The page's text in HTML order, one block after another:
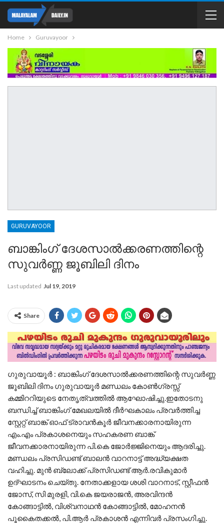
Home Guruvayoor
GURUVAYOOR
ബാങ്കിംഗ് ദേശസാൽക്കരണത്തിന്റെ
സുവർണ്ണ ജൂബിലി ദിനം
Last updated Jul 19, 2019
Share
ഗുരുവായൂർ : ബാങ്കിംഗ് ദേശസാൽക്കരണത്തിന്റെ സുവർണ്ണ
ജൂബിലി ദിനം ഗുരുവായൂർ മണ്ഡലം കോൺഗ്രസ്സ്
കമ്മിററിയുടെ നേതൃത്വത്തിൽ ആഘോഷിച്ചു.ഇതോടനു
ബന്ധിച്ച് ബാങ്കിംഗ് മേഖലയിൽ ദീർഘകാലം പ്രവർത്തിച്ച
സ്റ്റേറ്റ് ബാങ്ക് ഓഫ് ട്രാവൻകൂർ ജീവനക്കാരനായിരുന്ന
എം.എം പ്രകാശനെയും സഹകരണ ബാങ്ക്
ജീവനക്കാരനായിരുന്ന പി.കെ ജോർജ്ജിനെയും ആദരിച്ചു.
മണ്ഡലം പ്രസിഡണ്ട് ബാലൻ വാറനാട്ട് അദ്ധ്യക്ഷത
വഹിച്ചു. മുൻ ബ്ലോക്ക് പ്രസിഡണ്ട് ആർ.രവികുമാർ
ഉദ്ഘാടനം ചെയ്തു. നേതാക്കളായ ശശി വാറനാട്, സ്റ്റീഫൻ
ജോസ്, സി മുരളി, വി.കെ ജയരാജൻ, അരവിന്ദൻ
കോങ്ങാട്ടിൽ, വിശ്വനാഥൻ കോങ്ങാട്ടിൽ, മോഹനൻ
പൂകൈതക്കൽ, പി.ആർ പ്രകാശൻ എന്നിവർ പ്രസംഗിച്ചു.